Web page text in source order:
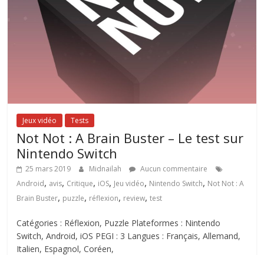
Jeux vidéo Tests
Not Not : A Brain Buster – Le test sur
Nintendo Switch
25 mars 2019 Midnailah
Aucun commentaire
Android, avis, Critique, iOS, Jeu vidéo, Nintendo Switch, Not Not : A
Brain Buster, puzzle, réflexion, review,test
Catégories : Réflexion, Puzzle Plateformes : Nintendo
Switch, Android, iOS PEGI : 3 Langues : Français, Allemand,
Italien, Espagnol, Coréen,